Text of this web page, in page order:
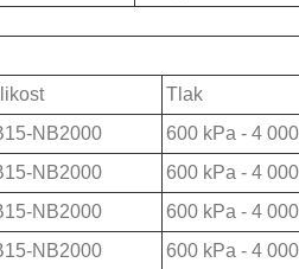
Tlak
NB2000
600 kPa - 4
NB2000
600 kPa - 4
NB2000
600 kPa - 4
NB2000
600 kPa - 4